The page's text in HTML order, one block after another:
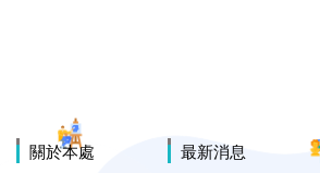
關於本處 最新消息